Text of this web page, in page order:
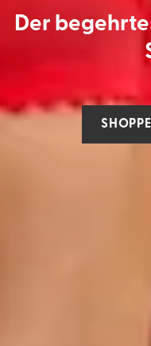
Der